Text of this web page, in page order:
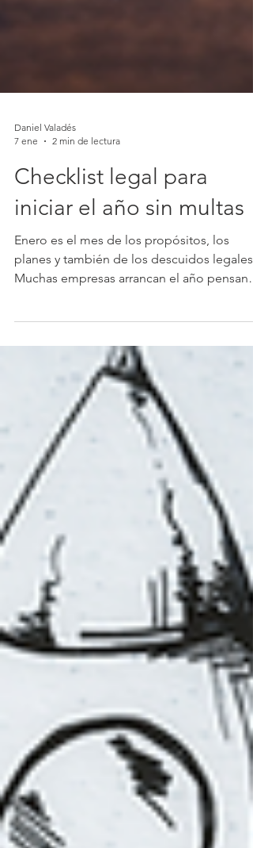
7 ene
2 min de lectura
Checklist legal para
iniciar el año sin multas
planes y también de los descuidos legales.
que “todo está en orden”, cuando en
realidad arrastran pendientes que más
adelante pueden convertirse en multas,
conflictos o problemas innecesarios. Para
evitarlo, te dejamos este checklist legal
básico que toda empresa debería revisar al
comenzar el año. 1. ¿Tu empresa tiene su
documentación actualizada? Revisa que: El
acta constitutiva esté vigente